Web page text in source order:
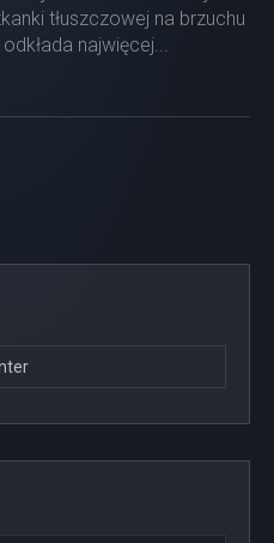
tłuszczowej na brzuchu
najwięcej...